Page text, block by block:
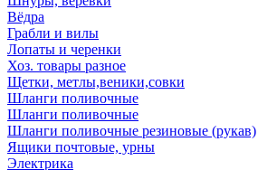
Вёдра
Грабли и вилы
Лопаты и черенки
Хоз. товары разное
Щетки, метлы,веники,совки
Шланги поливочные
Шланги поливочные
Шланги поливочные резиновые (рукав)
Ящики почтовые, урны
Электрика